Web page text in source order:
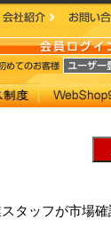
タッフが市場